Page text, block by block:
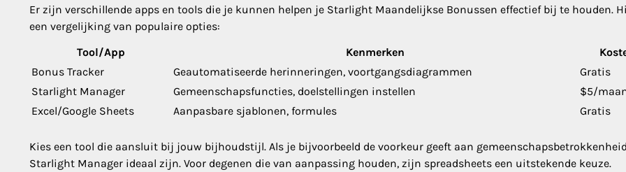
Er zijn verschillende apps en tools die je kunnen helpen je Starlight Maandelijkse Bonussen effectief bij te houden.
een vergelijking van populaire opties:
Tool/App
Kenmerken
Bonus Tracker
Geautomatiseerde herinneringen, voortgangsdiagrammen
Gratis
Starlight Manager
Gemeenschapsfuncties, doelstellingen instellen
$5/
Excel/Google Sheets
Aanpasbare sjablonen, formules Gratis
Kies een tool die aansluit bij jouw bijhoudstijl. Als je bijvoorbeeld de voorkeur geeft aan
Starlight Manager ideaal zijn. Voor degenen die van aanpassing houden, zijn spreadsheets een uitstekende keuze.